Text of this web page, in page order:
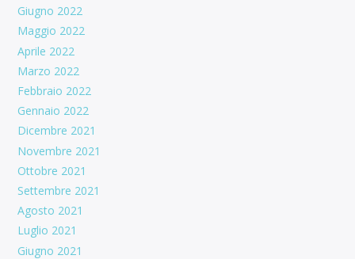
Giugno 2022
Maggio 2022
Aprile 2022
Marzo 2022
Febbraio 2022
Gennaio 2022
Dicembre 2021
Novembre 2021
Ottobre 2021
Settembre 2021
Agosto 2021
Luglio 2021
Giugno 2021